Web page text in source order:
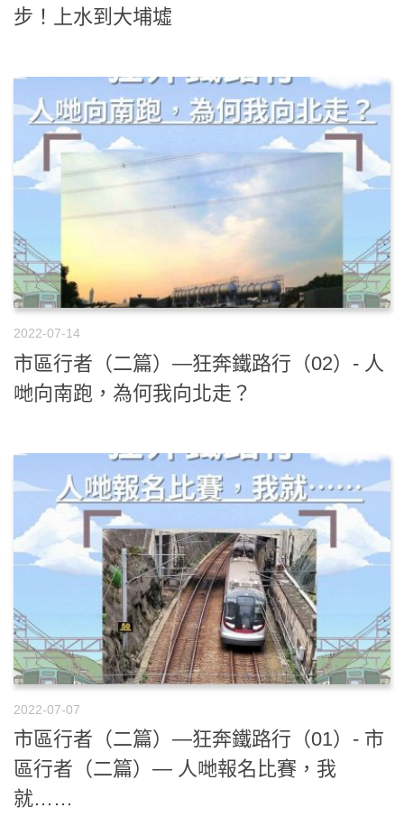
步！上水到大埔墟
2022-07-14
市區行者（二篇）—狂奔鐵路行（02）- 人
哋向南跑，為何我向北走？
2022-07-07
市區行者（二篇）—狂奔鐵路行（01）- 市
區行者（二篇）— 人哋報名比賽，我
就……